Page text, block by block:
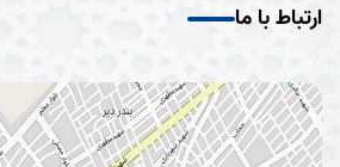
ارتباط با ما